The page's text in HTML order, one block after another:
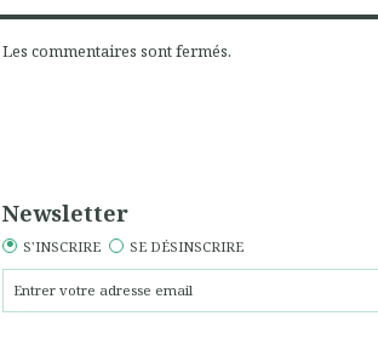
Les commentaires sont fermés.
Newsletter
S'INSCRIRE SE DÉSINSCRIRE